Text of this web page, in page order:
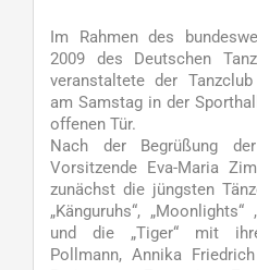
Im Rahmen des
2009 des Deutschen
veranstaltete der
am Samstag in der
offenen Tür.
Nach der Begrüßung
Vorsitzende Eva-Maria
zunächst die jüngsten
„Känguruhs“, „Moonlights“
und die „Tiger“ mit
Pollmann, Annika